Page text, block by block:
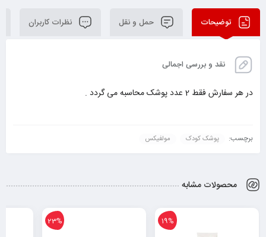
توضیحات حمل و نقل نظرات کاربران
نقد و بررسی اجمالی
در هر سفارش فقط 2 عدد پوشک محاسبه می گردد .
برچسب: پوشک کودک مولفیکس
محصولات مشابه
19%
23%